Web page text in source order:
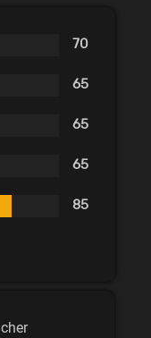
70
65
65
65
85